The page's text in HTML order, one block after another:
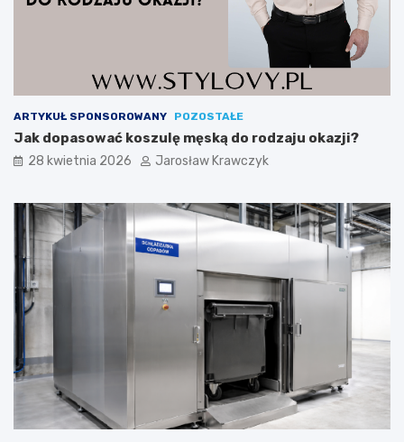
ARTYKUŁ SPONSOROWANY POZOSTAŁE
Jak dopasować koszulę męską do rodzaju okazji?
28 kwietnia 2026 Jarosław Krawczyk